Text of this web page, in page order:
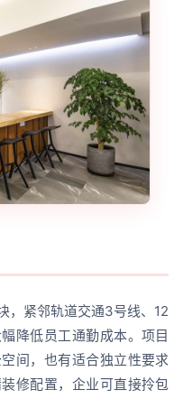
，紧邻轨道交通3号线、12
降低员工通勤成本。项目
间，也有适合独立性要求
修配置，企业可直接拎包